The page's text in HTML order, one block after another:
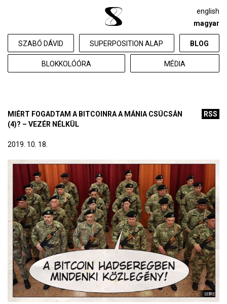
SZABÓ DÁVID SUPERPOSITION ALAP BLOG
BLOKKOLÓÓRA MÉDIA
english
magyar
RSS
MIÉRT FOGADTAM A BITCOINRA A MÁNIA CSÚCSÁN
(4)? – VEZÉR NÉLKÜL
2019. 10. 18.